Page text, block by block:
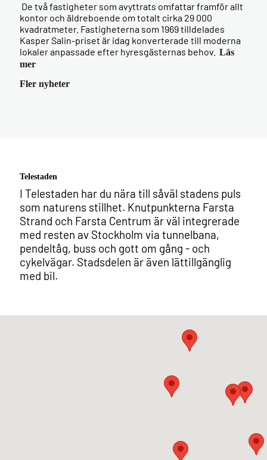
De två fastigheter som avyttrats omfattar framför allt
kontor och äldreboende om totalt cirka 29 000
kvadratmeter. Fastigheterna som 1969 tilldelades
Kasper Salin-priset är idag konverterade till moderna
lokaler anpassade efter hyresgästernas behov.Läs
mer
Fler nyheter
Telestaden
I Telestaden har du nära till såväl stadens puls
som naturens stillhet. Knutpunkterna Farsta
Strand och Farsta Centrum är väl integrerade
med resten av Stockholm via tunnelbana,
pendeltåg, buss och gott om gång - och
cykelvägar. Stadsdelen är även lättillgänglig
med bil.